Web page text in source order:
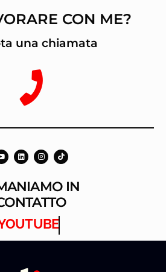
CON ME?
una chiamata
IN
YOUTUBE